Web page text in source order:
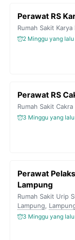
Perawat RS
Rumah Sakit
2 Minggu yang lalu
Perawat RS
Rumah Sakit
3 Minggu yang lalu
Perawat
Lampung
Rumah Sakit Urip
Lampung,
3 Minggu yang lalu